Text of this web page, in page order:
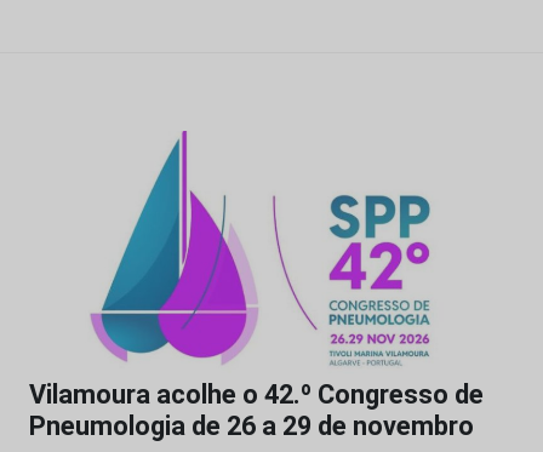
Vilamoura acolhe o 42.º Congresso de
Pneumologia de 26 a 29 de novembro